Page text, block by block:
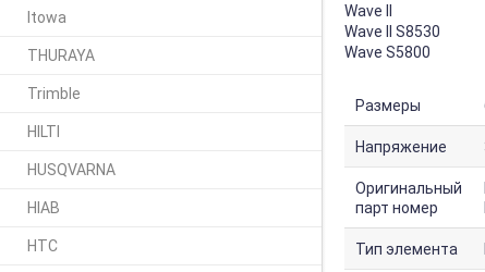
Itowa
THURAYA
Trimble
HILTI
HUSQVARNA
HIAB
HTC
Wave II
Wave II S8530
Wave S5800
Размеры
Напряжение
Оригинальный
парт номер
Тип элемента